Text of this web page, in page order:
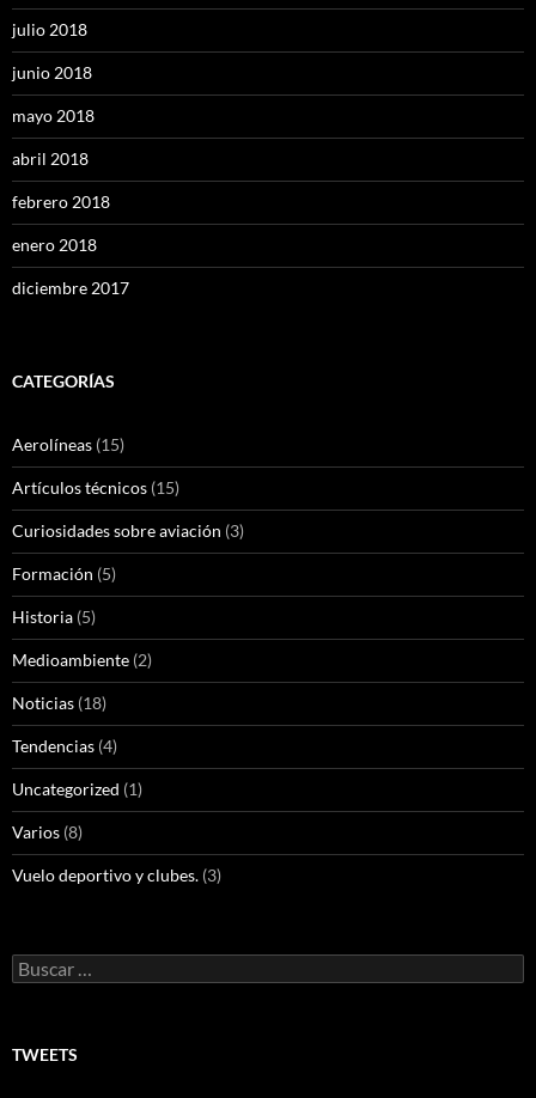
julio 2018
junio 2018
mayo 2018
abril 2018
febrero 2018
enero 2018
diciembre 2017
CATEGORÍAS
Aerolíneas (15)
Artículos técnicos (15)
Curiosidades sobre aviación (3)
Formación (5)
Historia (5)
Medioambiente (2)
Noticias (18)
Tendencias (4)
Uncategorized (1)
Varios (8)
Vuelo deportivo y clubes. (3)
Buscar:
TWEETS